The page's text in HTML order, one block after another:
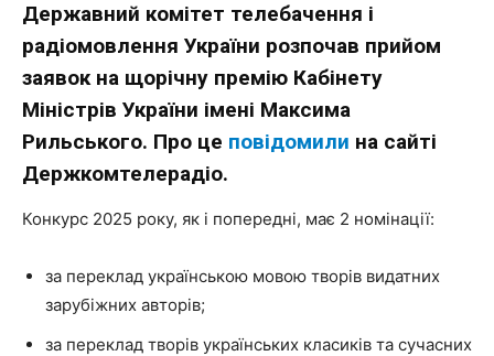
Державний комітет телебачення і
радіомовлення України розпочав прийом
заявок на щорічну премію Кабінету
Міністрів України імені Максима
Рильського. Про це повідомили на сайті
Держкомтелерадіо.
Конкурс 2025 року, як і попередні, має 2 номінації:
за переклад українською мовою творів видатних
зарубіжних авторів;
за переклад творів українських класиків та сучасних